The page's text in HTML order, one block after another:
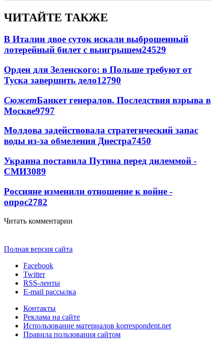
ЧИТАЙТЕ ТАКЖЕ
В Италии двое суток искали выброшенный
лотерейный билет с выигрышем24529
Орден для Зеленского: в Польше требуют от
Туска завершить дело12790
СюжетБанкет генералов. Последствия взрыва в
Москве9797
Молдова задействовала стратегический запас
воды из-за обмеления Днестра7450
Украина поставила Путина перед дилеммой -
СМИ3089
Россияне изменили отношение к войне -
опрос2782
Читать комментарии
Полная версия сайта
Facebook
Twitter
RSS-ленты
E-mail рассылка
Контакты
Реклама на сайте
Использование материалов korrespondent.net
Правила пользования сайтом